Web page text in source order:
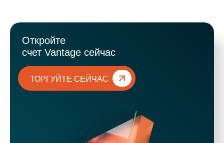
Откройте
счет Vantage сейчас
ТОРГУЙТЕ СЕЙЧАС